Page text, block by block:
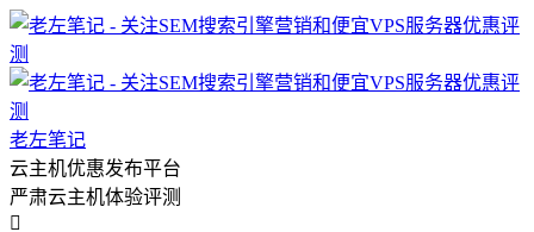
老左笔记
云主机优惠发布平台
严肃云主机体验评测
